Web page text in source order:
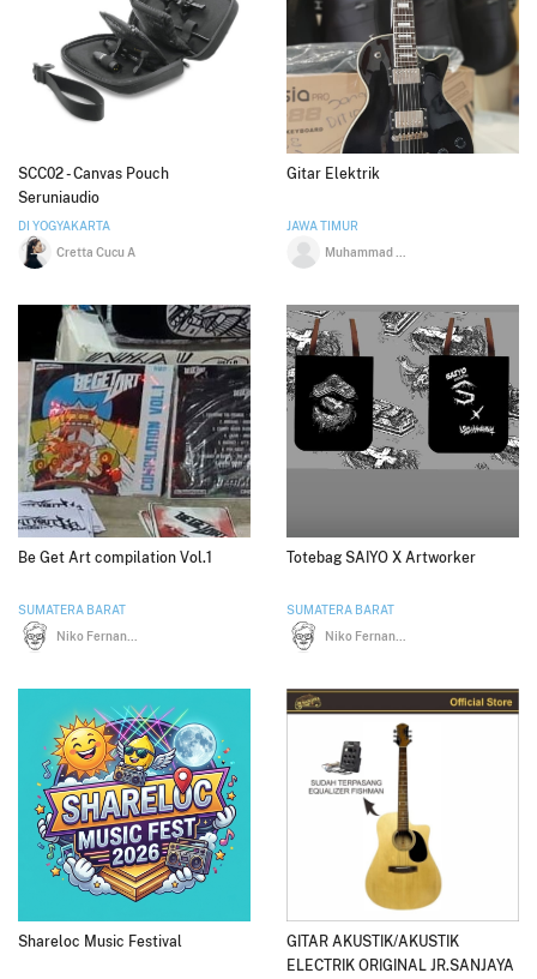
SCC02 - Canvas Pouch
Seruniaudio
DI YOGYAKARTA
Cretta Cucu A
Gitar Elektrik
JAWA TIMUR
Be Get Art compilation Vol.1
SUMATERA BARAT
Totebag SAIYO X Artworker
SUMATERA BARAT
Shareloc Music Festival
GITAR AKUSTIK/AKUSTIK
ELECTRIK ORIGINAL JR.SANJAYA